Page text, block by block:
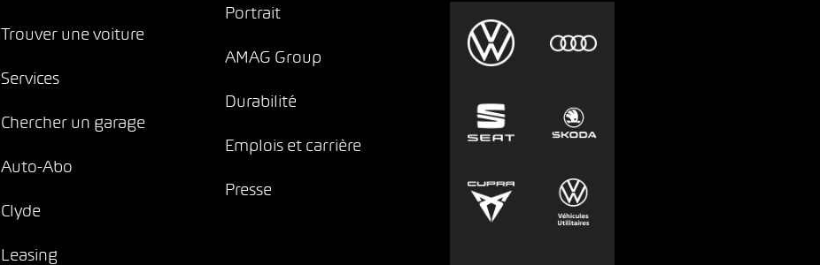
Trouver une voiture
Services
Chercher un garage
Auto-Abo
Clyde
Leasing
Portrait
AMAG Group
Durabilité
Emplois et carrière
Presse